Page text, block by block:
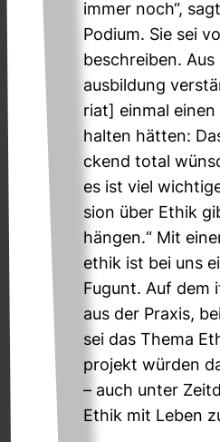
immer noch“,
Podium. Sie sei
beschreiben.
aus­bil­dung
riat] einmal
halten hätten:
ckend total
es ist viel
sion über Ethik
hängen.“ Mit
ethik ist bei uns
Fugunt. Auf dem
aus der Praxis,
sei das Thema
pro­jekt würden
– auch unter
Ethik mit Leben